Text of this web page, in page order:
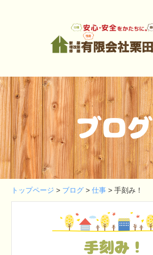
ブログ
トップページ > ブログ >仕事 >手刻み！
手刻み！